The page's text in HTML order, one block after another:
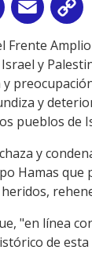
WhatsApp
Email
Frente
y
y
pueblos de
y
Hamas que
"en línea
de